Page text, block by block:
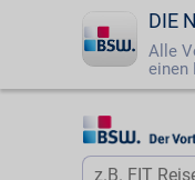
DIE
Alle
einen
StartseiteStartseite